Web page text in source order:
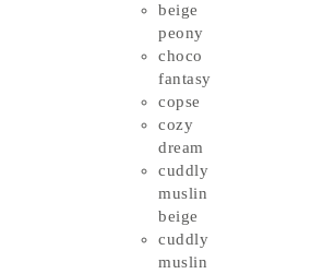
beige
peony
choco
fantasy
copse
cozy
dream
cuddly
muslin
beige
cuddly
muslin